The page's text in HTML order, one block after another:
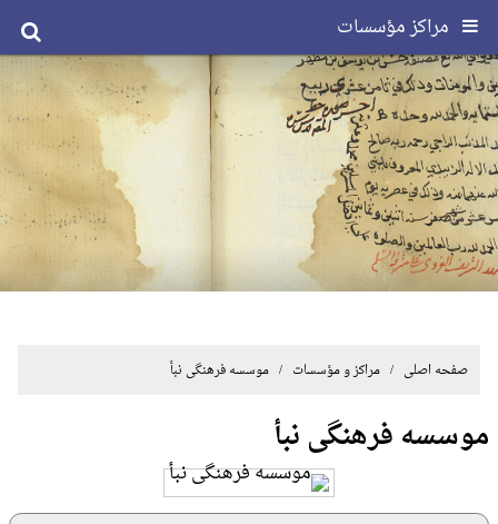
مراکز مؤسسات
صفحه اصلی / مراکز و مؤسسات / موسسه فرهنگی نبأ
موسسه فرهنگی نبأ